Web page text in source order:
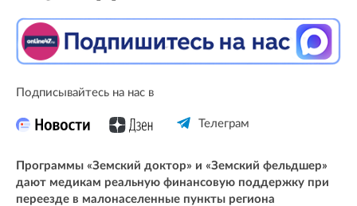
Подписывайтесь на нас в
Телеграм
Программы «Земский доктор» и «Земский фельдшер»
дают медикам реальную финансовую поддержку при
переезде в малонаселенные пункты региона